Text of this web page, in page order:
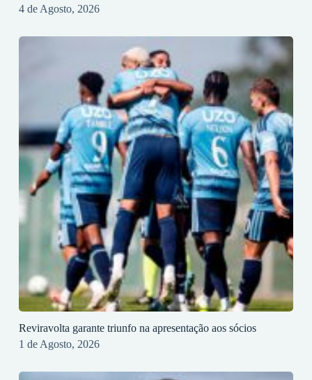
4 de Agosto, 2026
Reviravolta garante triunfo na apresentação aos sócios
1 de Agosto, 2026